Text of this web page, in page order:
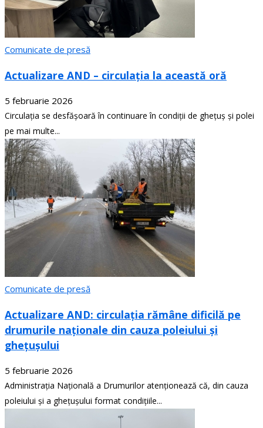
Comunicate de presă
Actualizare AND – circulația la această oră
5 februarie 2026
Circulația se desfășoară în continuare în condiții de ghețuș și polei
pe mai multe...
Comunicate de presă
Actualizare AND: circulația rămâne dificilă pe
drumurile naționale din cauza poleiului și
ghețușului
5 februarie 2026
Administrația Națională a Drumurilor atenționează că, din cauza
poleiului și a ghețușului format condițiile...